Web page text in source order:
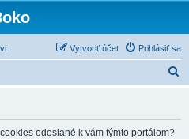
Prihlásiť sa
Vytvoriť účet
odoslané k vám týmto portálom?